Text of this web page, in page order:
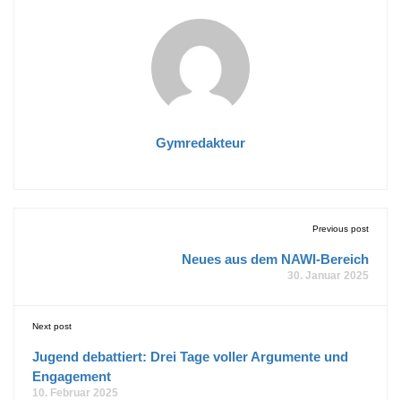
Gymredakteur
Previous post
Neues aus dem NAWI-Bereich
30. Januar 2025
Next post
Jugend debattiert: Drei Tage voller Argumente und
Engagement
10. Februar 2025